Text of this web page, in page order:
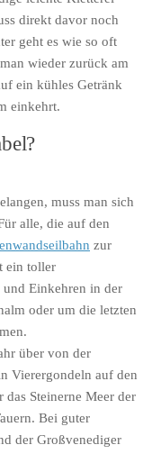
direkt davor noch
geht es wie so oft
wieder zurück am
ein kühles Getränk
einkehrt.
muss man sich
alle, die auf den
zur
ein toller
Einkehren in der
oder um die letzten
über von der
Vierergondeln auf den
Steinerne Meer der
Bei guter
der Großvenediger